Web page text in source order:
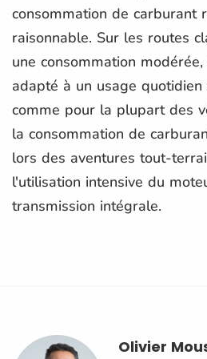
consommation de carburant
raisonnable. Sur les routes
une consommation
adapté à un usage
comme pour la plupart des
la consommation de
lors des aventures tout-
l'utilisation intensive du
transmission intégrale.
Olivier